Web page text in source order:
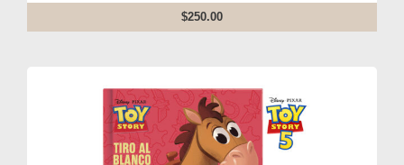
out
of
5
$250.00